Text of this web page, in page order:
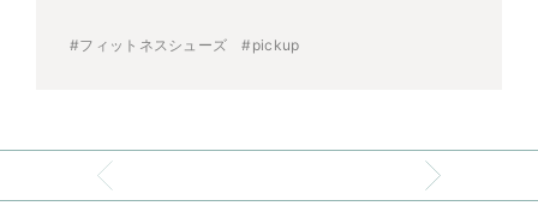
#フィットネスシューズ #pickup